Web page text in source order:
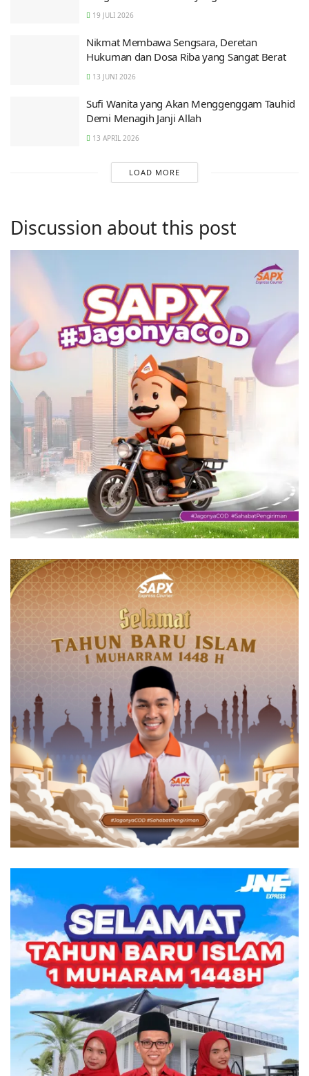
19 JULI 2026
Nikmat Membawa Sengsara, Deretan
Hukuman dan Dosa Riba yang Sangat Berat
13 JUNI 2026
Sufi Wanita yang Akan Menggenggam Tauhid
Demi Menagih Janji Allah
13 APRIL 2026
LOAD MORE
Discussion about this post